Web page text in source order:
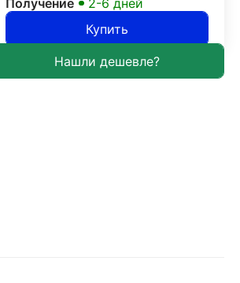
Получение
2-6 дней
Купить